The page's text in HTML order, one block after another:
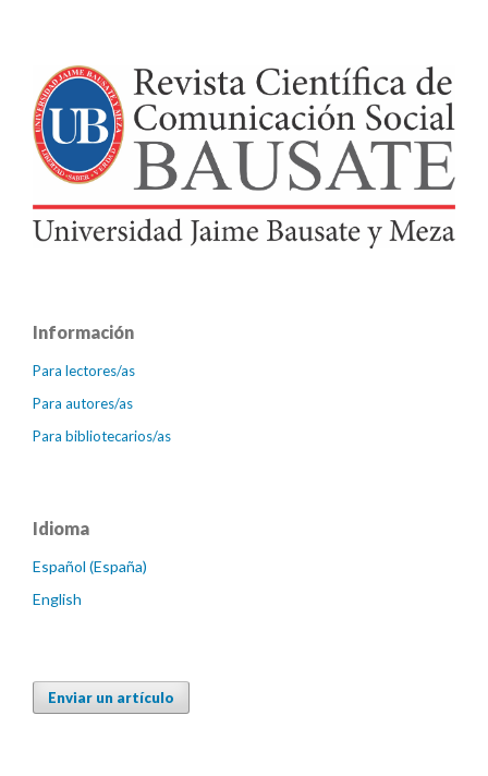
Información
Para lectores/as
Para autores/as
Para bibliotecarios/as
Idioma
Español (España)
English
Enviar un artículo